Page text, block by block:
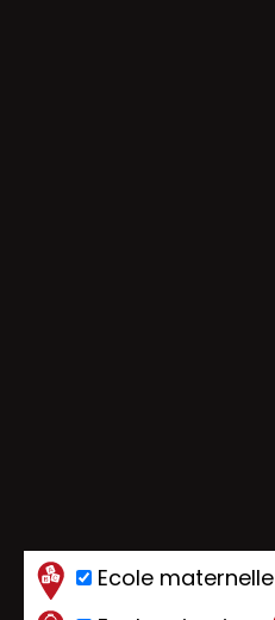
Ecole maternelle